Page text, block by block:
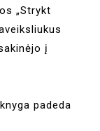
„Strykt
į
padeda